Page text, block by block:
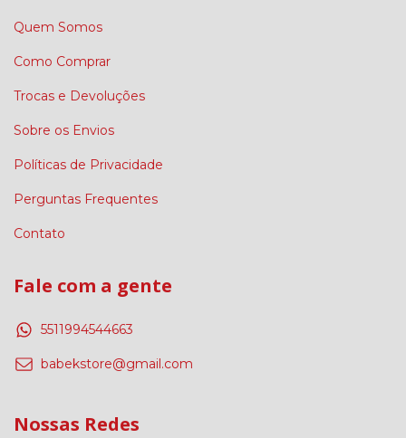
Quem Somos
Como Comprar
Trocas e Devoluções
Sobre os Envios
Políticas de Privacidade
Perguntas Frequentes
Contato
Fale com a gente
5511994544663
babekstore@gmail.com
Nossas Redes